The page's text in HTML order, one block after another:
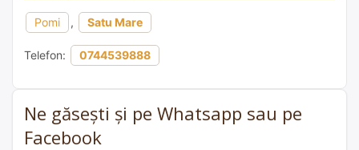
Pomi , Satu Mare
Telefon: 0744539888
Ne găsești și pe Whatsapp sau pe
Facebook